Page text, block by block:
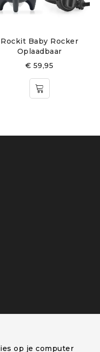
Rockit Baby Rocker
Oplaadbaar
€ 59,95
op je computer